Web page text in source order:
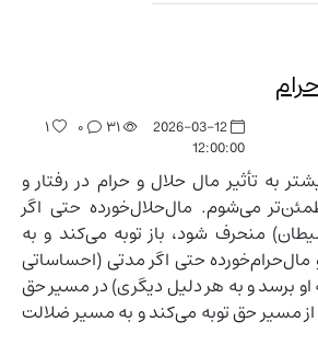
2026-03-12
12:00:00
۳۱ ۰ ۱
به تأثیر مال حلال و حرام در رفتار و
می‌شوم. مال‌حلال‌خورده حتی اگر
منحرف شود، باز توبه می‌کند و به
حتی اگر مدتی (احساساتی
او برسد و به هر دلیل دیگری) در مسیر حق
از مسیر حق توبه می‌کند و به مسیر ضلالت